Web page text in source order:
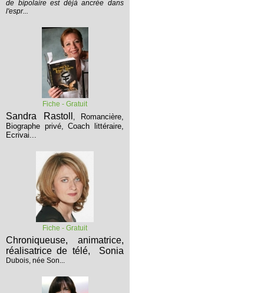
de bipolaire est déjà ancrée dans
l'espr...
Fiche - Gratuit
Sandra Rastoll ,
Romancière,
Biographe privé, Coach littéraire,
Ecrivai...
Fiche - Gratuit
Chroniqueuse, animatrice,
réalisatrice de télé,
Sonia
Dubois, née Son...